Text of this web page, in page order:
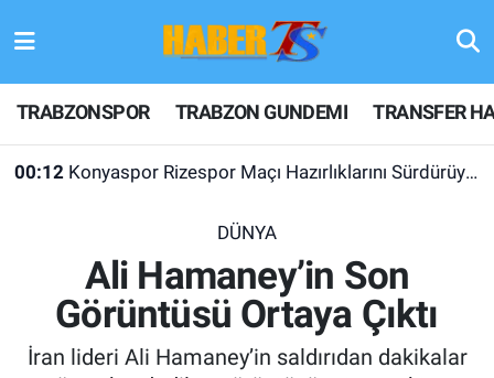
TRABZONSPOR TRABZON GUNDEMI TRANSFER
00:12 Konyaspor Rizespor Maçı Hazırlıklarını Sürdürüyor
DÜNYA
Ali Hamaney’in Son
Görüntüsü Ortaya Çıktı
İran lideri Ali Hamaney’in saldırıdan dakikalar
TRABZONSPOR
TRABZON GUNDEMI
KULİS MEYDANI
1461 TRABZON
Hava Durumu
Trafik Durumu
Son Dakika Haberleri
Haber Arşivi